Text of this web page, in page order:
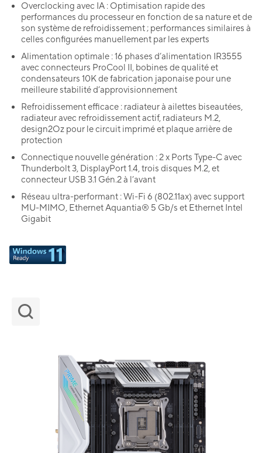
Overclocking avec IA : Optimisation rapide des
performances du processeur en fonction de sa nature et de
son système de refroidissement ; performances similaires à
celles configurées manuellement par les experts
Alimentation optimale : 16 phases d’alimentation IR3555
avec connecteurs ProCool II, bobines de qualité et
condensateurs 10K de fabrication japonaise pour une
meilleure stabilité d’approvisionnement
Refroidissement efficace : radiateur à ailettes biseautées,
radiateur avec refroidissement actif, radiateurs M.2,
design2Oz pour le circuit imprimé et plaque arrière de
protection
Connectique nouvelle génération : 2 x Ports Type-C avec
Thunderbolt 3, DisplayPort 1.4, trois disques M.2, et
connecteur USB 3.1 Gén.2 à l’avant
Réseau ultra-performant : Wi-Fi 6 (802.11ax) avec support
MU-MIMO, Ethernet Aquantia® 5 Gb/s et Ethernet Intel
Gigabit